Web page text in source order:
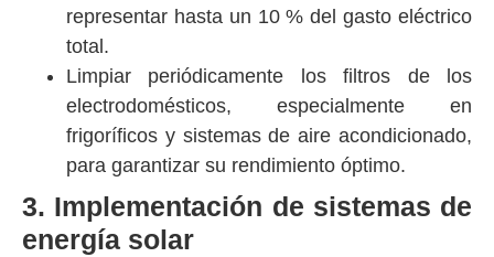
representar hasta un 10 % del gasto eléctrico
total.
Limpiar periódicamente los filtros de los
electrodomésticos, especialmente en
frigoríficos y sistemas de aire acondicionado,
para garantizar su rendimiento óptimo.
3. Implementación de sistemas de
energía solar